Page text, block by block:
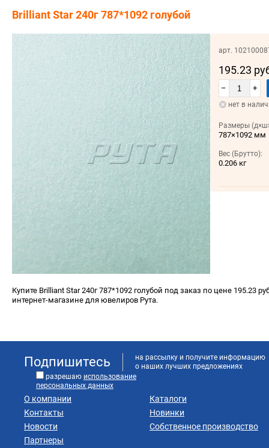
Brilliant Star 240г 787*1092 голубой
арт.
195.23
– +
нет в
Размеры
787×1092 мм
Вес (Брутто):
0.206 кг
Купите Brilliant Star 240г 787*1092 голубой под заказ по цене 195.23
интернет-магазине для ювелиров Рута.
Подпишитесь
на рассылку и получите информацию
о наших лучших предложениях
разрешаю использование
персональных данных
О компании
Контакты
Новости
Партнеры
Каталоги
Новинки
Собственное производство